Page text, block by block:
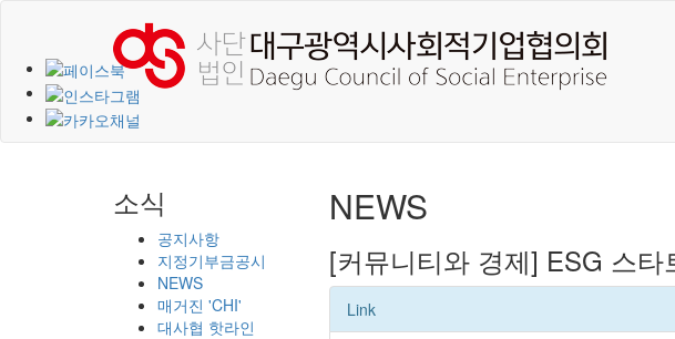
소식
공지사항
지정기부금공시
NEWS
매거진 'CHI'
대사협 핫라인
NEWS
[커뮤니티와 경제] ESG 스
Link